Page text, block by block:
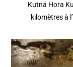
Kutná Hora
kilomètres à